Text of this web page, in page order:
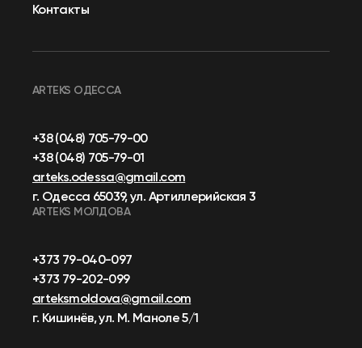
Контакты
ARTEKS ОДЕССА
+38 (048) 705-79-00
+38 (048) 705-79-01
arteks.odessa@gmail.com
г. Одесса 65039, ул. Артиллерийская 3
ARTEKS МОЛДОВА
+373 79-040-097
+373 79-202-099
arteksmoldova@gmail.com
г. Кишинёв, ул. М. Маноле 5/1